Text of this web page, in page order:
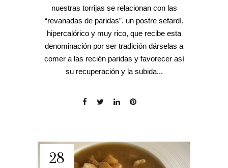
nuestras torrijas se relacionan con las
“revanadas de paridas”. un postre sefardí,
hipercalórico y muy rico, que recibe esta
denominación por ser tradición dárselas a
comer a las recién paridas y favorecer así
su recuperación y la subida...
28